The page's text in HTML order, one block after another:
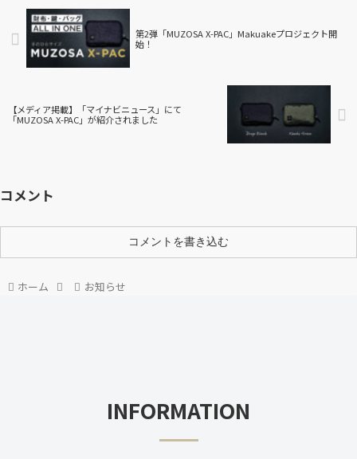
第2弾「MUZOSA X-PAC」Makuakeプロジェクト開
始！
【メディア掲載】「マイナビニュース」にて
「MUZOSA X-PAC」が紹介されました
コメント
コメントを書き込む
ホーム お知らせ
INFORMATION